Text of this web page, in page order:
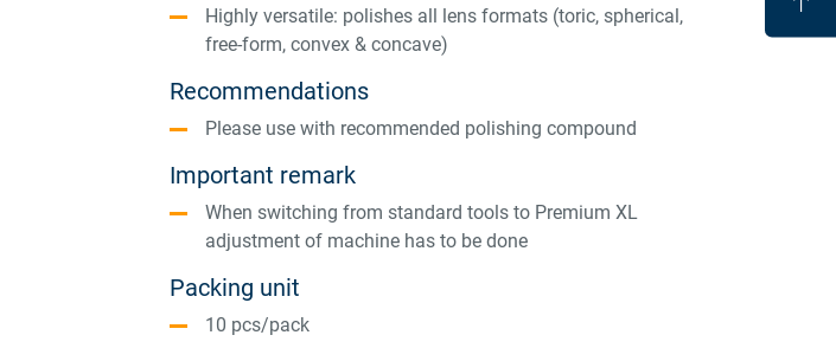
Highly versatile: polishes all lens formats (toric, spherical,
free-form, convex & concave)
Recommendations
Please use with recommended polishing compound
Important remark
When switching from standard tools to Premium XL
adjustment of machine has to be done
Packing unit
10 pcs/pack